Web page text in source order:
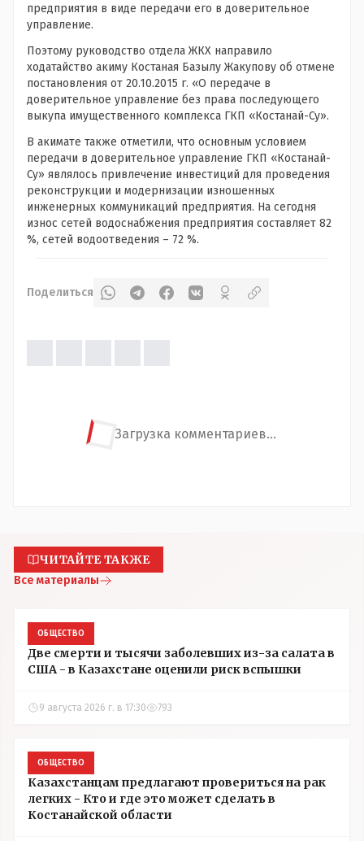
предприятия в виде передачи его в доверительное
управление.
Поэтому руководство отдела ЖКХ направило
ходатайство акиму Костаная Базылу Жакупову об отмене
постановления от 20.10.2015 г. «О передаче в
доверительное управление без права последующего
выкупа имущественного комплекса ГКП «Костанай-Су».
В акимате также отметили, что основным условием
передачи в доверительное управление ГКП «Костанай-
Су» являлось привлечение инвестиций для проведения
реконструкции и модернизации изношенных
инженерных коммуникаций предприятия. На сегодня
износ сетей водоснабжения предприятия составляет 82
%, сетей водоотведения – 72 %.
Поделиться
Загрузка комментариев...
ЧИТАЙТЕ ТАКЖЕ
Все материалы
ОБЩЕСТВО
Две смерти и тысячи заболевших из-за салата в
США - в Казахстане оценили риск вспышки
9 августа 2026 г. в 17:30 793
ОБЩЕСТВО
Казахстанцам предлагают провериться на рак
легких - Кто и где это может сделать в
Костанайской области